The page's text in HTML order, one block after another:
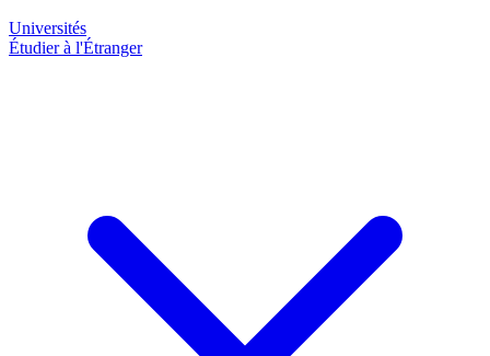
Universités
Étudier à l'Étranger